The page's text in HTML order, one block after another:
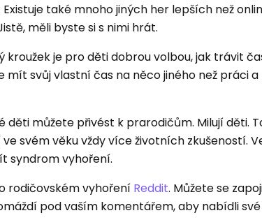
také mnoho jiných her lepších než
měli byste si s nimi hrát.
kroužek je pro děti dobrou volbou, jak trávit
svůj vlastní čas na něco jiného než práci a
děti můžete přivést k prarodičům. Milují děti.
svém věku vždy více životních zkušeností.
syndrom vyhoření.
rodičovském vyhoření Reddit. Můžete se
pod vaším komentářem, aby nabídli své